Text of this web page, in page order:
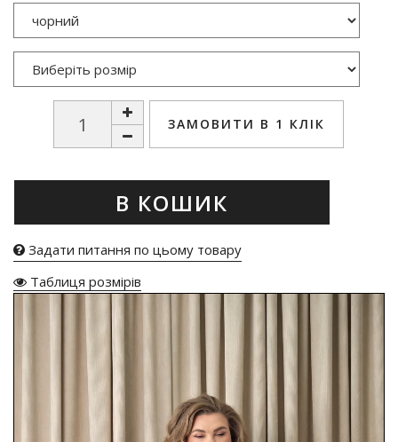
ЗАМОВИТИ В 1 КЛІК
В КОШИК
Задати питання по цьому товару
Таблиця розмірів